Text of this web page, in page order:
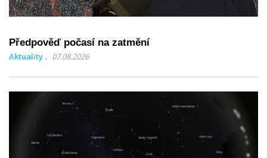
Předpověď počasí na zatmění
Aktuality 07.08.2026